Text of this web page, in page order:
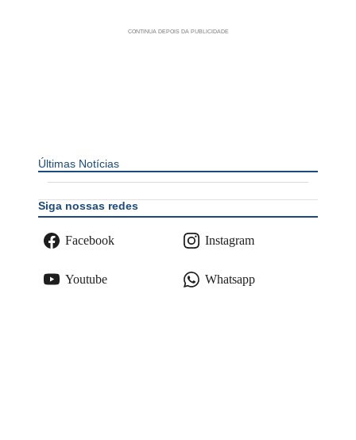
Últimas Notícias
Siga nossas redes
Facebook Instagram
Youtube Whatsapp